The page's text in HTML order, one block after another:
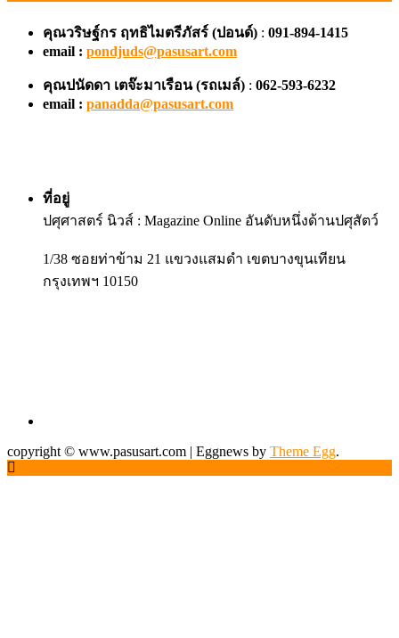
คุณวริษฐ์กร ฤทธิไมตรีภัสร์ (ปอนด์) : 091-894-1415
email : pondjuds@pasusart.com
คุณปนัดดา เตจ๊ะมาเรือน (รถเมล์) : 062-593-6232
email : panadda@pasusart.com
ที่อยู่
ปศุศาสตร์ นิวส์ : Magazine Online อันดับหนึ่งด้านปศุสัตว์
1/38 ซอยท่าข้าม 21 แขวงแสมดำ เขตบางขุนเทียน
กรุงเทพฯ 10150
copyright © www.pasusart.com | Eggnews by Theme Egg.